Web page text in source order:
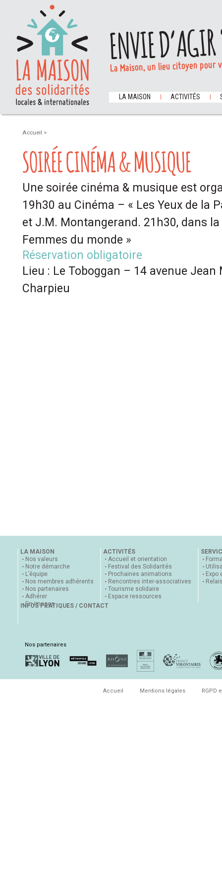
ENVIE
La Maison, un lieu citoyen
LA MAISON ACTIVITÉS
Accueil >
SOIRÉE CINÉMA & MUSIQUE
Une soirée cinéma & musique est
19h30 au Cinéma – « Les Yeux de la
et J.M. Montangerand. 21h30, dans
Femmes du monde »
Réservation obligatoire
Lieu : Le Toboggan – 14 avenue Jean
Charpieu
LA MAISON
Nos valeurs
Notre démarche
L’équipe
Nos membres adhérents
Nos partenaires
Adhérer
En images
ACTIVITÉS
Accueil et orientation
Festival des Solidarités
Prochaines animations
Rencontres inter-associatives
Tourisme solidaire
Espace ressources
Expo
INFOS PRATIQUES / CONTACT
Nos partenaires
Accueil Mentions légales RGPD